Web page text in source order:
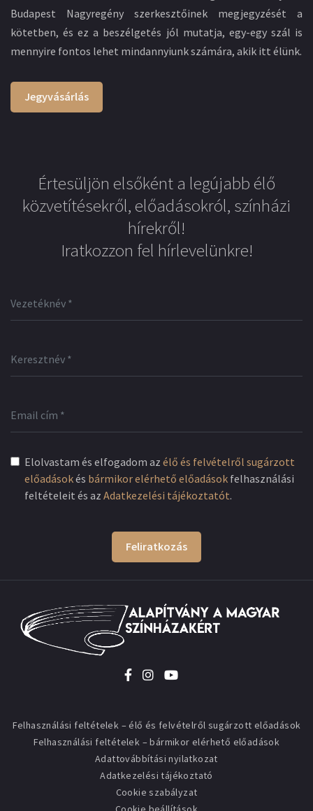
Budapest Nagyregény szerkesztőinek megjegyzését a
kötetben, és ez a beszélgetés jól mutatja, egy-egy szál is
mennyire fontos lehet mindannyiunk számára, akik itt élünk.
Jegyvásárlás
Értesüljön elsőként a legújabb élő
közvetítésekről, előadásokról, színházi
hírekről!
Iratkozzon fel hírlevelünkre!
Elolvastam és elfogadom az élő és felvételről sugárzott
előadásokés bármikor elérhető előadások felhasználási
feltételeit és az Adatkezelési tájékoztatót.
Feliratkozás
Felhasználási feltételek – élő és felvételről sugárzott előadások
Felhasználási feltételek – bármikor elérhető előadások
Adattovábbítási nyilatkozat
Adatkezelési tájékoztató
Cookie szabályzat